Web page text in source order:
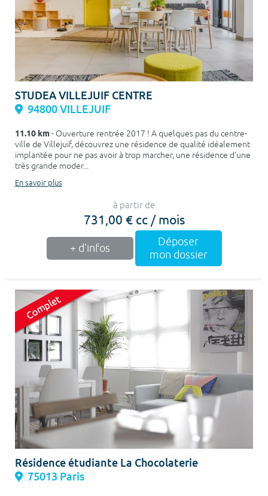
STUDEA VILLEJUIF CENTRE
94800 VILLEJUIF
11.10 km- Ouverture rentrée 2017 ! A quelques pas du centre-
ville de Villejuif, découvrez une résidence de qualité idéalement
implantée pour ne pas avoir à trop marcher, une résidence d’une
très grande moder...
En savoir plus
à partir de
731,00 € cc / mois
+ d'infos
Déposer
mon dossier
Résidence étudiante La Chocolaterie
75013 Paris